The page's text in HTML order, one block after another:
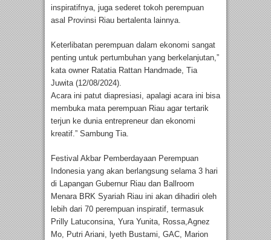
inspiratifnya, juga sederet tokoh perempuan
asal Provinsi Riau bertalenta lainnya.
Keterlibatan perempuan dalam ekonomi sangat
penting untuk pertumbuhan yang berkelanjutan,”
kata owner Ratatia Rattan Handmade, Tia
Juwita (12/08/2024).
Acara ini patut diapresiasi, apalagi acara ini bisa
membuka mata perempuan Riau agar tertarik
terjun ke dunia entrepreneur dan ekonomi
kreatif.” Sambung Tia.
Festival Akbar Pemberdayaan Perempuan
Indonesia yang akan berlangsung selama 3 hari
di Lapangan Gubernur Riau dan Ballroom
Menara BRK Syariah Riau ini akan dihadiri oleh
lebih dari 70 perempuan inspiratif, termasuk
Prilly Latuconsina, Yura Yunita, Rossa,Agnez
Mo, Putri Ariani, lyeth Bustami, GAC, Marion